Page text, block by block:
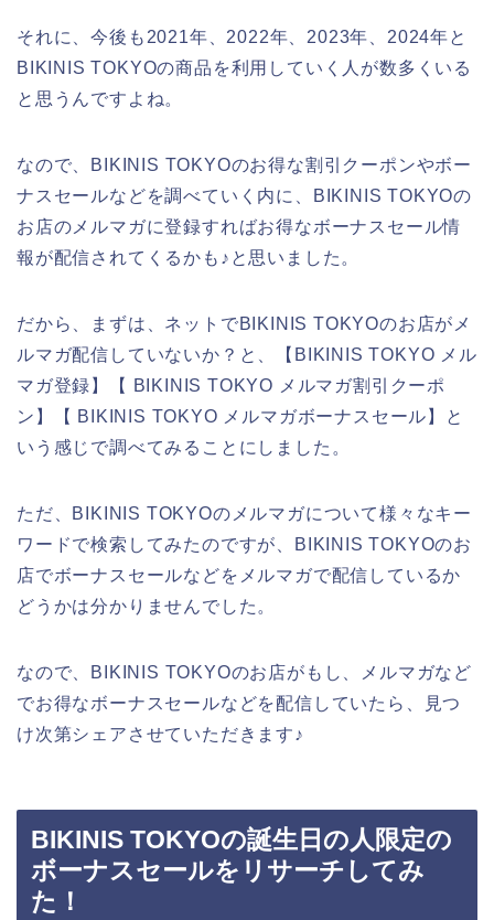
それに、今後も2021年、2022年、2023年、2024年と
BIKINIS TOKYOの商品を利用していく人が数多くいる
と思うんですよね。
なので、BIKINIS TOKYOのお得な割引クーポンやボー
ナスセールなどを調べていく内に、BIKINIS TOKYOの
お店のメルマガに登録すればお得なボーナスセール情
報が配信されてくるかも♪と思いました。
だから、まずは、ネットでBIKINIS TOKYOのお店がメ
ルマガ配信していないか？と、【BIKINIS TOKYO メル
マガ登録】【 BIKINIS TOKYO メルマガ割引クーポ
ン】【 BIKINIS TOKYO メルマガボーナスセール】と
いう感じで調べてみることにしました。
ただ、BIKINIS TOKYOのメルマガについて様々なキー
ワードで検索してみたのですが、BIKINIS TOKYOのお
店でボーナスセールなどをメルマガで配信しているか
どうかは分かりませんでした。
なので、BIKINIS TOKYOのお店がもし、メルマガなど
でお得なボーナスセールなどを配信していたら、見つ
け次第シェアさせていただきます♪
BIKINIS TOKYOの誕生日の人限定の
ボーナスセールをリサーチしてみ
た！